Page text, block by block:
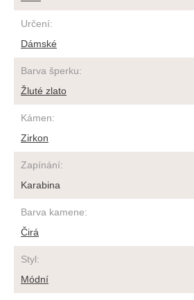
Určení:
Dámské
Barva šperku:
Žluté zlato
Kámen:
Zirkon
Zapínání:
Karabina
Barva kamene:
Čirá
Styl:
Módní